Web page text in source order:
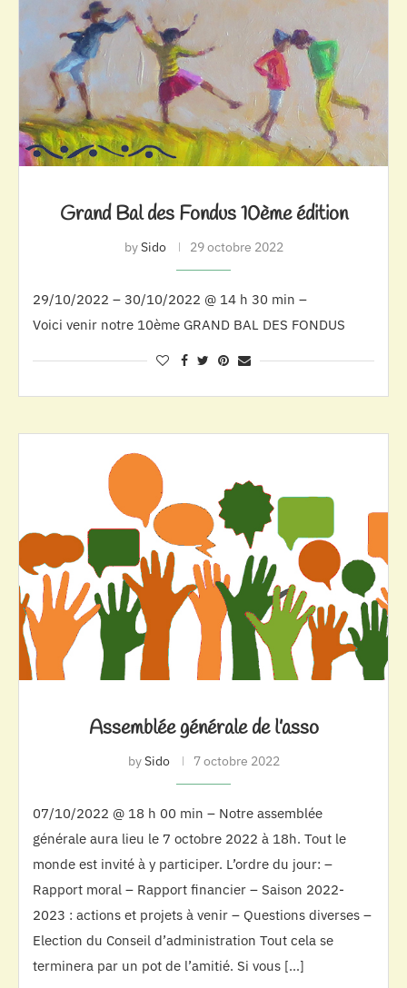
Grand Bal des Fondus 10ème édition
bySido 29 octobre 2022
29/10/2022 – 30/10/2022 @ 14 h 30 min –
Voici venir notre 10ème GRAND BAL DES FONDUS
Assemblée générale de l’asso
bySido 7 octobre 2022
07/10/2022 @ 18 h 00 min – Notre assemblée
générale aura lieu le 7 octobre 2022 à 18h. Tout le
monde est invité à y participer. L’ordre du jour: –
Rapport moral – Rapport financier – Saison 2022-
2023 : actions et projets à venir – Questions diverses –
Election du Conseil d’administration Tout cela se
terminera par un pot de l’amitié. Si vous […]